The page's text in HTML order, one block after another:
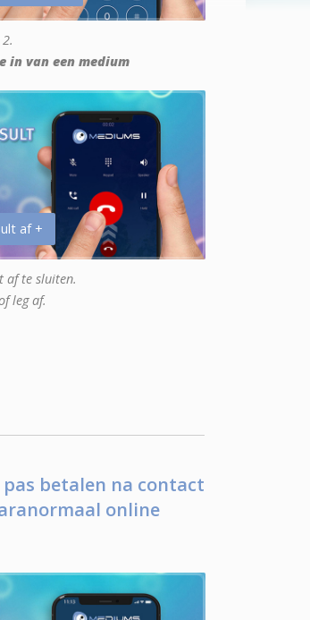
in van een medium
af +
af te sluiten.
leg af.
betalen na contact
online